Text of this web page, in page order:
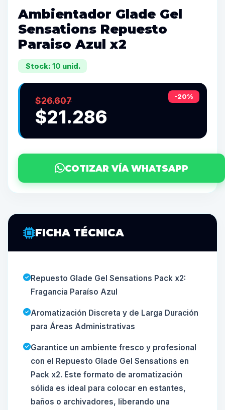
Ambientador Glade Gel
Sensations Repuesto
Paraiso Azul x2
Stock: 10 unid.
-20%
$26.607
$21.286
COTIZAR VÍA WHATSAPP
FICHA TÉCNICA
Repuesto Glade Gel Sensations Pack x2:
Fragancia Paraíso Azul
Aromatización Discreta y de Larga Duración
para Áreas Administrativas
Garantice un ambiente fresco y profesional
con el Repuesto Glade Gel Sensations en
Pack x2. Este formato de aromatización
sólida es ideal para colocar en estantes,
baños o archivadores, liberando una